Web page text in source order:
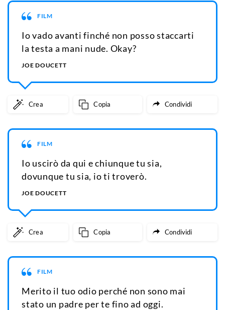
FILM
Io vado avanti finché non posso staccarti
la testa a mani nude. Okay?
JOE DOUCETT
Crea Copia Condividi
FILM
Io uscirò da qui e chiunque tu sia,
dovunque tu sia, io ti troverò.
JOE DOUCETT
Crea Copia Condividi
FILM
Merito il tuo odio perché non sono mai
stato un padre per te fino ad oggi.